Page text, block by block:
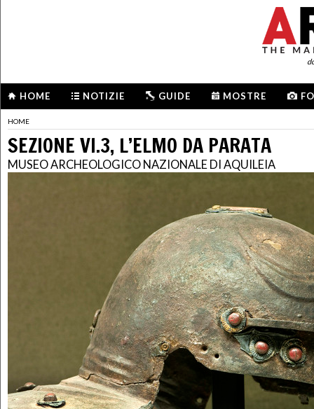
HOME NOTIZIE GUIDE MOSTRE
HOME
SEZIONE VI.3, L’ELMO DA PARATA
MUSEO ARCHEOLOGICO NAZIONALE DI AQUILEIA